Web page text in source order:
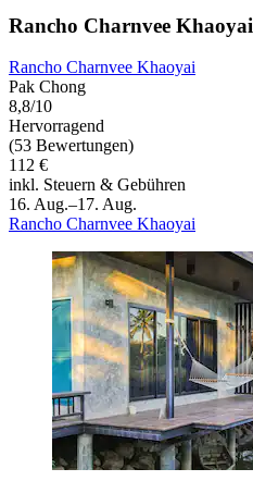
Rancho Charnvee Khaoyai
Rancho Charnvee Khaoyai
Pak Chong
8,8/10
Hervorragend
(53 Bewertungen)
112 €
inkl. Steuern & Gebühren
16. Aug.–17. Aug.
Rancho Charnvee Khaoyai